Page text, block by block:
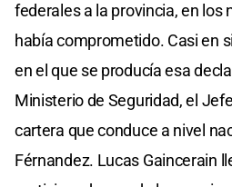
federales a la provincia, en los
había comprometido. Casi en
en el que se producía esa
Ministerio de Seguridad, el
cartera que conduce a nivel
Férnandez. Lucas Gaincerain